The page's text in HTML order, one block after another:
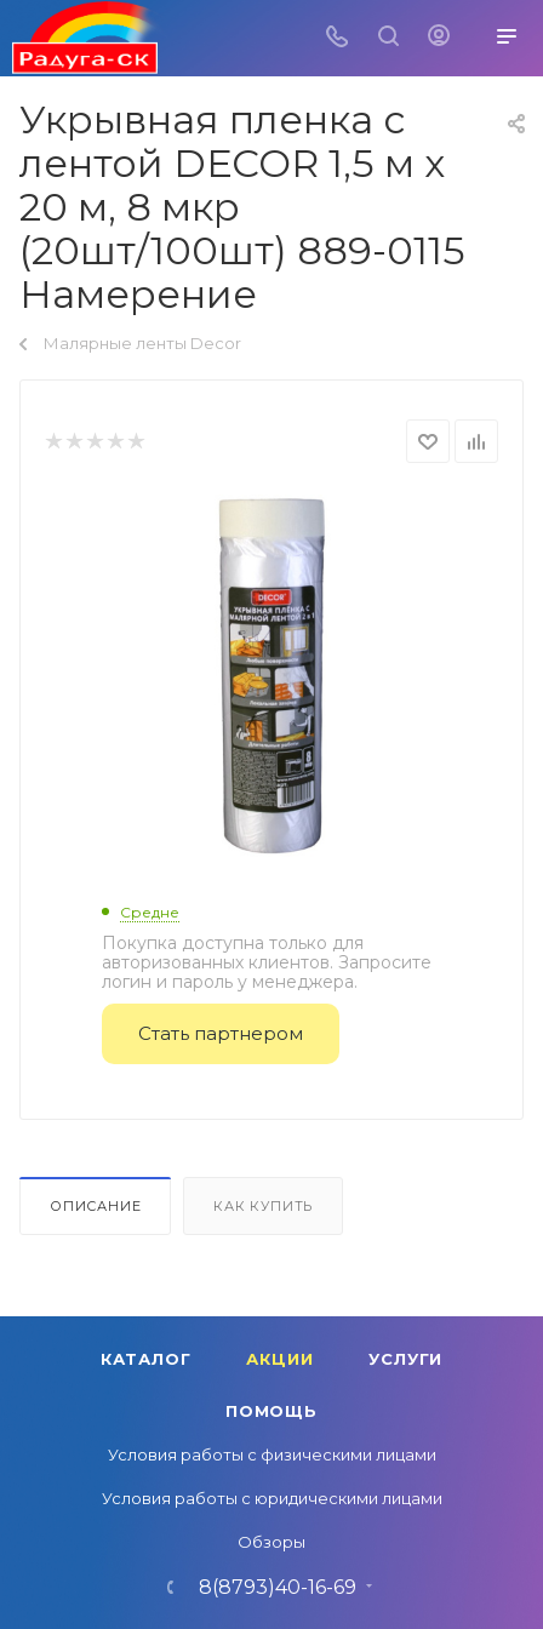
Укрывная пленка с
лентой DЕCOR 1,5 м х
20 м, 8 мкр
(20шт/100шт) 889-0115
Намерение
Малярные ленты Decor
Средне
Покупка доступна только для
авторизованных клиентов. Запросите
логин и пароль у менеджера.
Стать партнером
ОПИСАНИЕ КАК КУПИТЬ
КАТАЛОГ АКЦИИ УСЛУГИ
ПОМОЩЬ
Условия работы с физическими лицами
Условия работы с юридическими лицами
Обзоры
8(8793)40-16-69